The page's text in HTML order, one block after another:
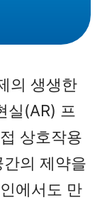
의 생생한
실(AR) 프
상호작용
의 제약을
에서도 만